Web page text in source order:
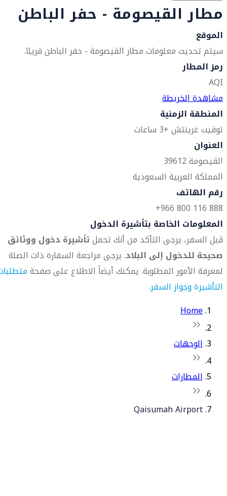
مطار القيصومة - حفر الباطن
الموقع
سيتم تحديث معلومات مطار القيصومة - حفر الباطن قريبًا.
رمز المطار
AQI
مشاهدة الخريطة
المنطقة الزمنية
توقيت غرينتش +3 ساعات
العنوان
القيصومة 39612
المملكة العربية السعودية
رقم الهاتف
888 116 800 966+
المعلومات الخاصة بتأشيرة الدخول
قبل السفر، يرجى التأكد من أنك تحملتأشيرة دخول ووثائق
صحيحة للدخول إلى البلاد. يرجى مراجعة السفارة ذات الصلة
لمعرفة الأمور المطلوبة. يمكنك أيضاً الاطلاع على صفحة
التأشيرة وجواز السفر.
Home
الوجهات
المطارات
Qaisumah Airport